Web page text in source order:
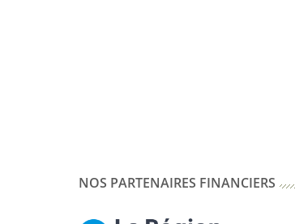
NOS PARTENAIRES FINANCIERS